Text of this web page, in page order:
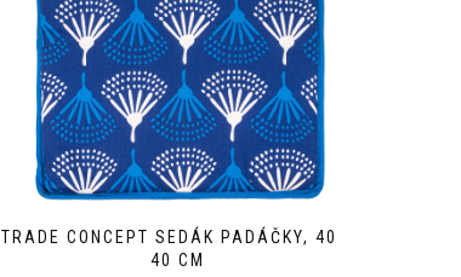
TRADE CONCEPT SEDÁK PADÁČKY, 40 X
40 CM